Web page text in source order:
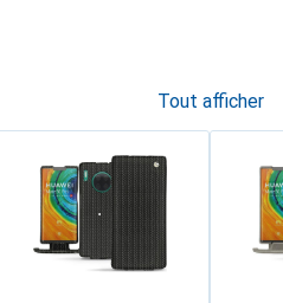
Tout afficher